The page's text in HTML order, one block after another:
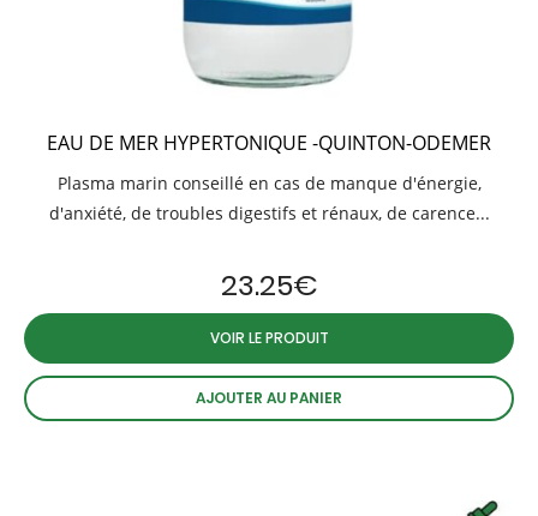
EAU DE MER HYPERTONIQUE -QUINTON-ODEMER
Plasma marin conseillé en cas de manque d'énergie,
d'anxiété, de troubles digestifs et rénaux, de carence...
23.25€
VOIR LE PRODUIT
AJOUTER AU PANIER